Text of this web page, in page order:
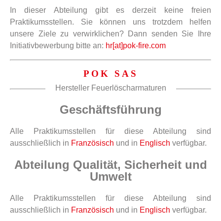
In dieser Abteilung gibt es derzeit keine freien
Praktikumsstellen. Sie können uns trotzdem helfen
unsere Ziele zu verwirklichen? Dann senden Sie Ihre
Initiativbewerbung bitte an: hr[at]pok-fire.com
POK SAS
Hersteller Feuerlöscharmaturen
Geschäftsführung
Alle Praktikumsstellen für diese Abteilung sind
ausschließlich in Französisch und in Englisch verfügbar.
Abteilung Qualität, Sicherheit und
Umwelt
Alle Praktikumsstellen für diese Abteilung sind
ausschließlich in Französisch und in Englisch verfügbar.